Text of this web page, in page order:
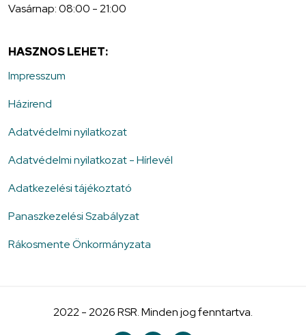
Vasárnap: 08:00 - 21:00
HASZNOS LEHET:
Impresszum
Házirend
Adatvédelmi nyilatkozat
Adatvédelmi nyilatkozat - Hírlevél
Adatkezelési tájékoztató
Panaszkezelési Szabályzat
Rákosmente Önkormányzata
2022 - 2026 RSR. Minden jog fenntartva.